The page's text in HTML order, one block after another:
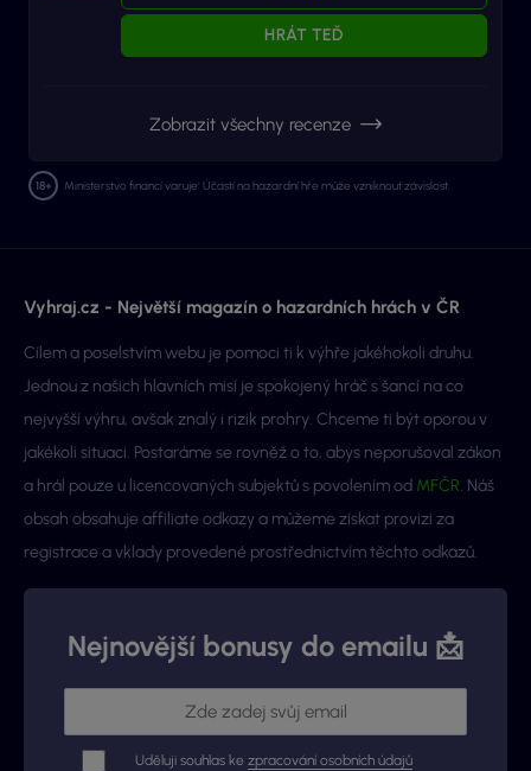
HRÁT TEĎ
Zobrazit všechny recenze
Ministerstvo financí varuje: Účastí na hazardní hře může vzniknout závislost.
Vyhraj.cz - Největší magazín o hazardních hrách v ČR
Cílem a poselstvím webu je pomoci ti k výhře jakéhokoli druhu.
Jednou z našich hlavních misí je spokojený hráč s šancí na co
nejvyšší výhru, avšak znalý i rizik prohry. Chceme ti být oporou v
jakékoli situaci. Postaráme se rovněž o to, abys neporušoval zákon
a hrál pouze u licencovaných subjektů s povolením od MFČR. Náš
obsah obsahuje affiliate odkazy a můžeme získat provizi za
registrace a vklady provedené prostřednictvím těchto odkazů.
Nejnovější bonusy do emailu 📩
Uděluji souhlas ke zpracování osobních údajů